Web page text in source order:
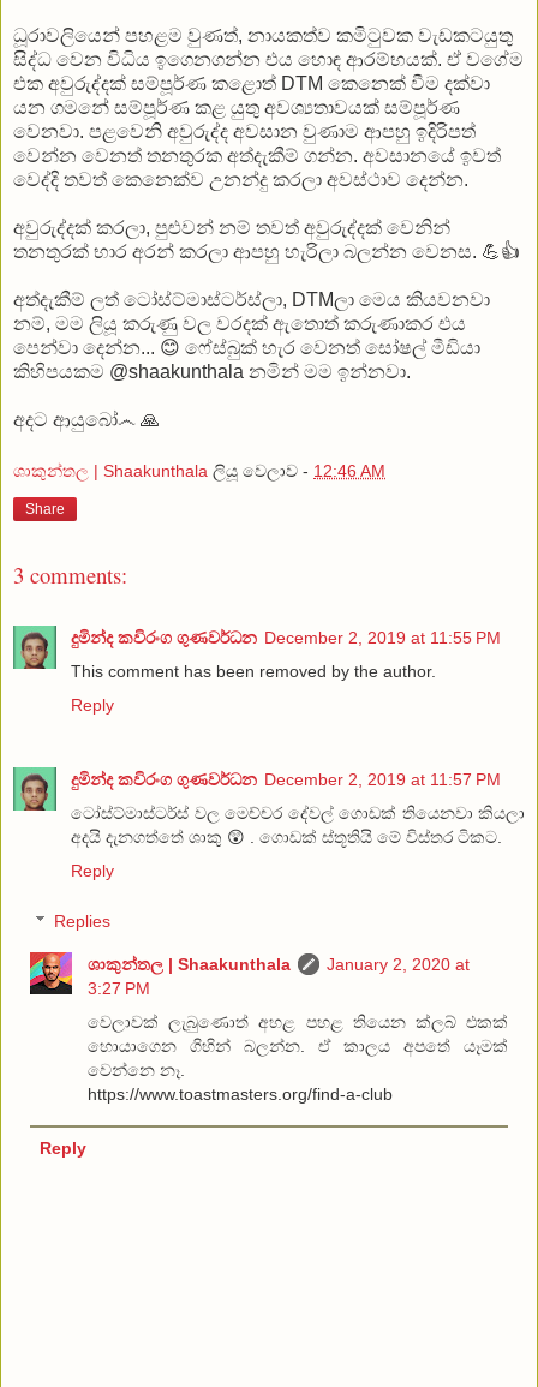
ධූරාවලියෙන් පහළම වුණත්, නායකත්ව කමිටුවක වැඩකටයුතු
සිද්ධ වෙන විධිය ඉගෙනගන්න එය හොඳ ආරම්භයක්. ඒ වගේම
එක අවුරුද්දක් සම්පූර්ණ කළොත් DTM කෙනෙක් වීම දක්වා
යන ගමනේ සම්පූර්ණ කළ යුතු අවශ්‍යතාවයක් සම්පූර්ණ
වෙනවා. පළවෙනි අවුරුද්ද අවසාන වුණාම ආපහු ඉදිරිපත්
වෙන්න වෙනත් තනතුරක අත්දැකීම් ගන්න. අවසානයේ ඉවත්
වෙද්දි තවත් කෙනෙක්ව උනන්දු කරලා අවස්ථාව දෙන්න.
අවුරුද්දක් කරලා, පුළුවන් නම් තවත් අවුරුද්දක් වෙනින්
තනතුරක් භාර අරන් කරලා ආපහු හැරිලා බලන්න වෙනස. 💪👍
අත්දැකීම් ලත් ටෝස්ට්මාස්ටර්ස්ලා, DTMලා මෙය කියවනවා
නම්, මම ලියූ කරුණු වල වරදක් ඇතොත් කරුණාකර එය
පෙන්වා දෙන්න... 😊 ෆේස්බුක් හැර වෙනත් සෝෂල් මීඩියා
කිහිපයකම @shaakunthala නමින් මම ඉන්නවා.
අදට ආයුබෝ෴ 🙏
ශාකුන්තල | Shaakunthala ලියූ වෙලාව - 12:46 AM
Share
3 comments:
දුමින්ද කවිරංග ගුණවර්ධන December 2, 2019 at 11:55 PM
This comment has been removed by the author.
Reply
දුමින්ද කවිරංග ගුණවර්ධන December 2, 2019 at 11:57 PM
ටෝස්ට්මාස්ටර්ස් වල මෙච්චර දේවල් ගොඩක් තියෙනවා කියලා
අදයි දැනගත්තේ ශාකු 😲 . ගොඩක් ස්තූතියි මේ විස්තර ටිකට.
Reply
Replies
ශාකුන්තල | Shaakunthala
January 2, 2020 at
3:27 PM
වෙලාවක් ලැබුණොත් අහළ පහළ තියෙන ක්ලබ් එකක්
හොයාගෙන ගිහින් බලන්න. ඒ කාලය අපතේ යෑමක්
වෙන්නෙ නෑ.
https://www.toastmasters.org/find-a-club
Reply